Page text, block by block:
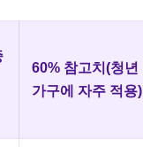
60% 참고치(청년
가구에 자주 적용)